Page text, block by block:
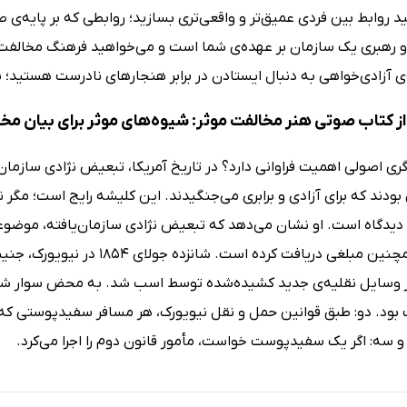
روابط بین فردی عمیق‌تر و واقعی‌تری بسازید؛ روابطی که بر
رهبری یک سازمان بر عهده‌ی شما است و می‌خواهید فرهنگ مخالفت
آزادی‌خواهی به دنبال ایستادن در برابر هنجارهای نادرست هستید؛
کتاب صوتی هنر مخالفت موثر: شیوه‌های موثر برای
اصولی اهمیت فراوانی دارد؟ در تاریخ آمریکا، تبعیض نژادی
که برای آزادی و برابری می‌جنگیدند. این کلیشه رایج است؛
است. او نشان می‌دهد که تبعیض نژادی سازمان‌یافته،
داشته و همچنین مبلغی
وسایل نقلیه‌ی جدید کشیده‌شده توسط اسب شد. به محض سوار شدن،
دو: طبق قوانین حمل و نقل نیویورک، هر مسافر سفیدپوستی که
و سه: اگر یک سفیدپوست خواست، مأمور قانون دوم را اجرا می‌کرد.